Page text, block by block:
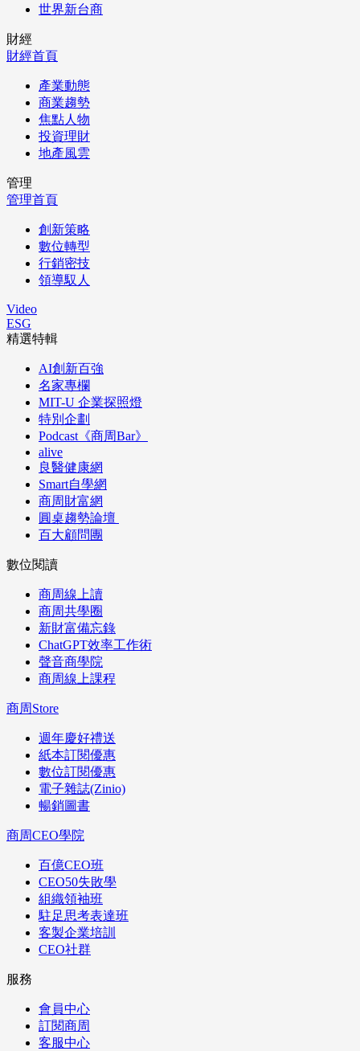
世界新台商
財經
財經首頁
產業動態
商業趨勢
焦點人物
投資理財
地產風雲
管理
管理首頁
創新策略
數位轉型
行銷密技
領導馭人
Video
ESG
精選特輯
AI創新百強
名家專欄
MIT-U 企業探照燈
特別企劃
Podcast《商周Bar》
alive
良醫健康網
Smart自學網
商周財富網
圓桌趨勢論壇
百大顧問團
數位閱讀
商周線上讀
商周共學圈
新財富備忘錄
ChatGPT效率工作術
聲音商學院
商周線上課程
商周Store
週年慶好禮送
紙本訂閱優惠
數位訂閱優惠
電子雜誌(Zinio)
暢銷圖書
商周CEO學院
百億CEO班
CEO50失敗學
組織領袖班
駐足思考表達班
客製企業培訓
CEO社群
服務
會員中心
訂閱商周
客服中心